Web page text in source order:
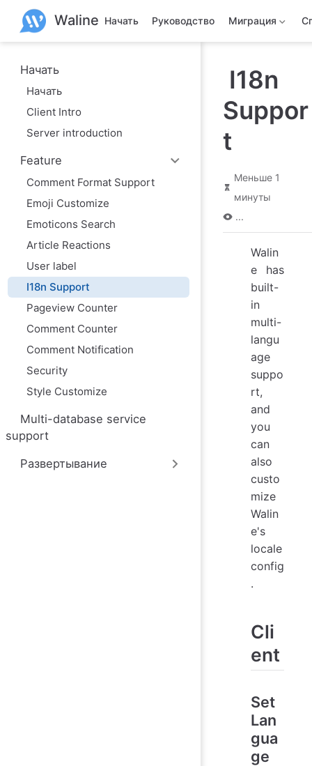
Waline Начать Руководство Миграция
Начать
Начать
Client Intro
Server introduction
Feature
Comment Format Support
Emoji Customize
Emoticons Search
Article Reactions
User label
I18n Support
Pageview Counter
Comment Counter
Comment Notification
Security
Style Customize
Multi-database service
support
Развертывание
I18n
Suppor
t
Меньше 1
минуты
...
Walin
e has
built-
in
multi-
langu
age
suppo
rt,
and
you
can
also
custo
mize
Walin
e's
locale
config
.
Cli
ent
Set
Lan
gua
ge